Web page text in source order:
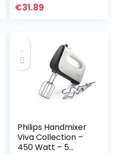
12 standen en
€31.89
Philips Handmixer
Viva Collection –
450 Watt – 5